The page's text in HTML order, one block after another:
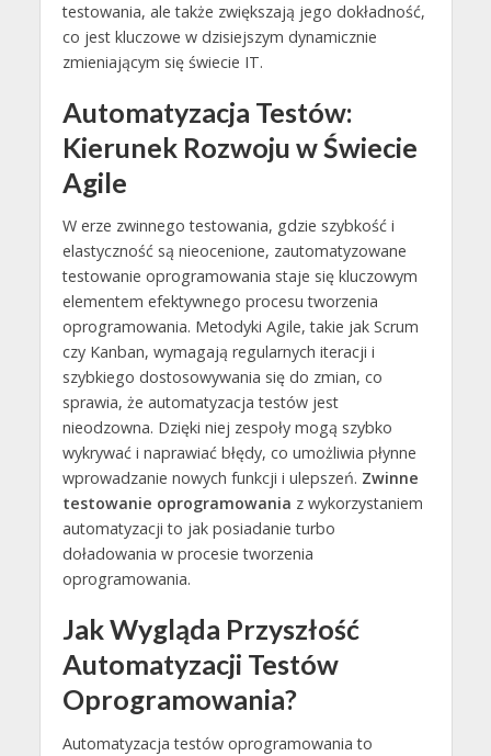
testowania, ale także zwiększają jego dokładność,
co jest kluczowe w dzisiejszym dynamicznie
zmieniającym się świecie IT.
Automatyzacja Testów:
Kierunek Rozwoju w Świecie
Agile
W erze zwinnego testowania, gdzie szybkość i
elastyczność są nieocenione, zautomatyzowane
testowanie oprogramowania staje się kluczowym
elementem efektywnego procesu tworzenia
oprogramowania. Metodyki Agile, takie jak Scrum
czy Kanban, wymagają regularnych iteracji i
szybkiego dostosowywania się do zmian, co
sprawia, że automatyzacja testów jest
nieodzowna. Dzięki niej zespoły mogą szybko
wykrywać i naprawiać błędy, co umożliwia płynne
wprowadzanie nowych funkcji i ulepszeń. Zwinne
testowanie oprogramowania z wykorzystaniem
automatyzacji to jak posiadanie turbo
doładowania w procesie tworzenia
oprogramowania.
Jak Wygląda Przyszłość
Automatyzacji Testów
Oprogramowania?
Automatyzacja testów oprogramowania to